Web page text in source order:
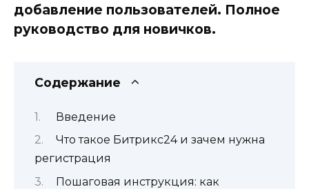
добавление пользователей. Полное
руководство для новичков.
Содержание
Введение
Что такое Битрикс24 и зачем нужна
регистрация
Пошаговая инструкция: как